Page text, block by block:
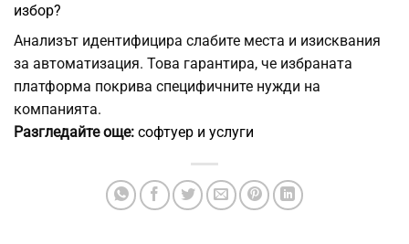
избор?
Анализът идентифицира слабите места и изисквания
за автоматизация. Това гарантира, че избраната
платформа покрива специфичните нужди на
компанията.
Разгледайте още: софтуер и услуги